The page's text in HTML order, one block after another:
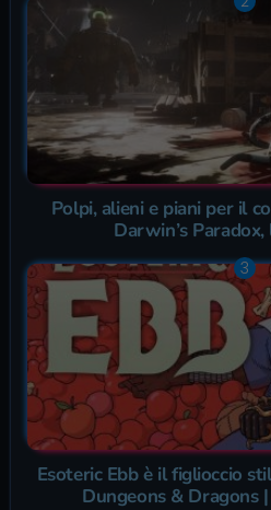
Polpi, alieni e piani per il
Darwin’s
Esoteric Ebb è il figlioccio
Dungeons & Dragons